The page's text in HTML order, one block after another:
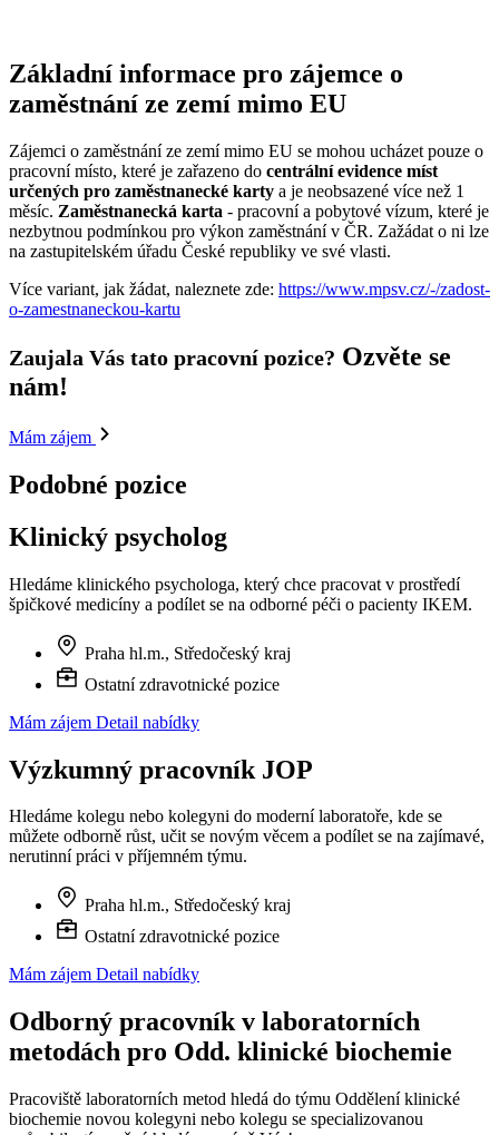
Základní informace pro zájemce o
zaměstnání ze zemí mimo EU
Zájemci o zaměstnání ze zemí mimo EU se mohou ucházet pouze o
pracovní místo, které je zařazeno do centrální evidence míst
určených pro zaměstnanecké karty a je neobsazené více než 1
měsíc. Zaměstnanecká karta - pracovní a pobytové vízum, které je
nezbytnou podmínkou pro výkon zaměstnání v ČR. Zažádat o ni lze
na zastupitelském úřadu České republiky ve své vlasti.
Více variant, jak žádat, naleznete zde: https://www.mpsv.cz/-/zadost-
o-zamestnaneckou-kartu
Zaujala Vás tato pracovní pozice? Ozvěte se
nám!
Mám zájem
Podobné pozice
Klinický psycholog
Hledáme klinického psychologa, který chce pracovat v prostředí
špičkové medicíny a podílet se na odborné péči o pacienty IKEM.
Praha hl.m., Středočeský kraj
Ostatní zdravotnické pozice
Mám zájem Detail nabídky
Výzkumný pracovník JOP
Hledáme kolegu nebo kolegyni do moderní laboratoře, kde se
můžete odborně růst, učit se novým věcem a podílet se na zajímavé,
nerutinní práci v příjemném týmu.
Praha hl.m., Středočeský kraj
Ostatní zdravotnické pozice
Mám zájem Detail nabídky
Odborný pracovník v laboratorních
metodách pro Odd. klinické biochemie
Pracoviště laboratorních metod hledá do týmu Oddělení klinické
biochemie novou kolegyni nebo kolegu se specializovanou